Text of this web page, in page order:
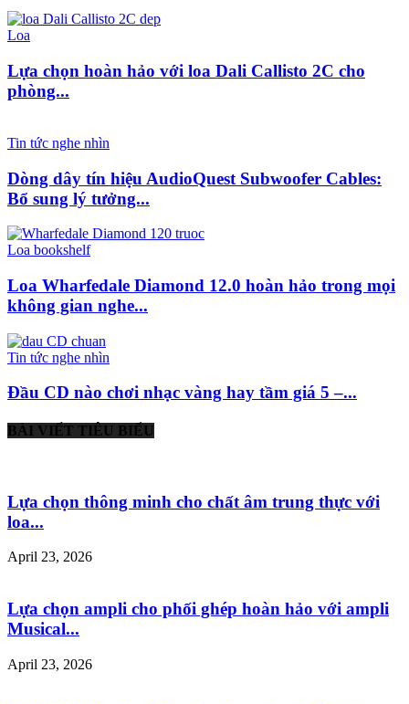
Loa
Lựa chọn hoàn hảo với loa Dali Callisto 2C cho
phòng...
Tin tức nghe nhìn
Dòng dây tín hiệu AudioQuest Subwoofer Cables:
Bổ sung lý tưởng...
Loa bookshelf
Loa Wharfedale Diamond 12.0 hoàn hảo trong mọi
không gian nghe...
Tin tức nghe nhìn
Đầu CD nào chơi nhạc vàng hay tầm giá 5 –...
BÀI VIẾT TIÊU BIỂU
Lựa chọn thông minh cho chất âm trung thực với
loa...
April 23, 2026
Lựa chọn ampli cho phối ghép hoàn hảo với ampli
Musical...
April 23, 2026